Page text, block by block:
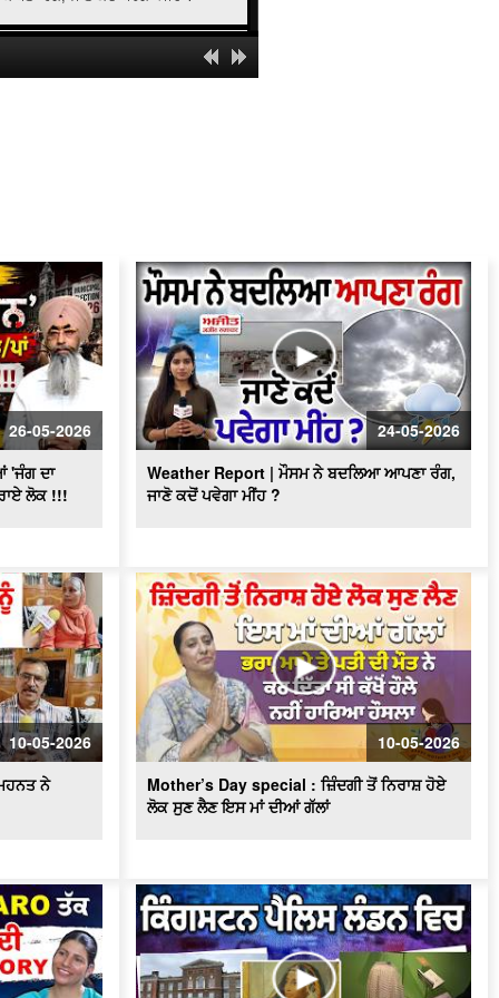
ਲਗਾਤਾਰ 6ਵੀਂ ਹਾਰ ! ਹੁਣ RCB ਨੇ ਕੀਤਾ ਚਿੱਤ
ਹੋਏ ਲੋਕ ਸੁਣ ਲੈਣ ਇਸ ਮਾਂ ਦੀਆਂ ਗੱਲਾਂ
Pingalwara Mother’s Day special :ਮਾਂ
ਦੀ ਸਿੱਖਿਆ ਨੇ ਬਣਾਇਆ ਪੂਰਨ ਸਿੰਘ ਨੂੰ ‘ਭਗਤ’
ਪੰਜਾਬ ਭਰ ਦੇ ਵੱਖ-ਵੱਖ ਜਿਲਿਆਂ 'ਚ ਹੋਈਆਂ
BLACKOUT! ਦੇਖੋ, ਤਸਵੀਰਾਂ
Podcast :ਘਰ ਤੋਂ Kilimanjaro ਤੱਕ – ਇੱਕ
ਕਿੰਗਸਟਨ ਪੈਲਿਸ ਲੰਡਨ ਵਿਚ “ਪੰਜਾਬ ਦੀਆਂ
ਪਿਓ ਪੁੱਤਾਂ ਦੀ ਤਿਕੜੀ ਸੋਸ਼ਲ ਮੀਡੀਆ ’ਤੇ ਲੋਕਾਂ
ਨੂੰ ਹਸਾ ਹਸਾ ਕਰ ਰਹੀ ਕਮਲੇ
ਵਿਸ਼ਵ ਰੰਗਮੰਚ ਦਿਵਸ 'ਤੇ ਵਿਸ਼ੇਸ਼ : ਪੰਜਾਬੀ
ਰੰਗਮੰਚ ਨੂੰ ਚਣੌਤੀਆਂ....
ਭਾਜਪਾ ਪੰਜਾਬ ਵਿੱਚ 'ਛੋਟੇ ਭਰਾ' ਵਜੋਂ ਨਹੀਂ, ਸਗੋਂ
ਆਪਣੇ ਦਮ 'ਤੇ 'ਚੋਣ ਲੜੇਗੀ - ਅਮਿਤ ਸ਼ਾਹ
Covid ਤੋਂ ਬਾਅਦ ਭਾਰਤ 'ਚ ਤੇਜ਼ੀ ਨਾਲ ਵਧੀ
Online Investors ਤੇ Demat Accounts
ਮੌ.ਤ ਦੇ ਮੂੰਹ ’ਚ Sheikh Hasina ! ਹੁਣ ਅੱਗੇ
ਕੀ ? ਜਾਣੋ ਕੀ-ਕੀ ਲੱਗੇ ਦੋਸ਼ ?
America 'ਚ ਪੰਜਾਬੀ ਨੌਜਵਾਨਾਂ ਦੀ ਗ਼ਲਤੀ !
ਹੋਰਾਂ ਦੇ ਰਾਹਾਂ 'ਚ ਵਿੱਛ ਗਏ ਕੰਡੇ !!!
26-05-2026
'ਜੰਗ ਦਾ
ਲੋਕ !!!
24-05-2026
Weather Report | ਮੌਸਮ ਨੇ ਬਦਲਿਆ ਆਪਣਾ ਰੰਗ,
ਜਾਣੋ ਕਦੋਂ ਪਵੇਗਾ ਮੀਂਹ ?
10-05-2026
ਨੇ
10-05-2026
Mother’s Day special : ਜ਼ਿੰਦਗੀ ਤੋਂ ਨਿਰਾਸ਼ ਹੋਏ
ਲੋਕ ਸੁਣ ਲੈਣ ਇਸ ਮਾਂ ਦੀਆਂ ਗੱਲਾਂ